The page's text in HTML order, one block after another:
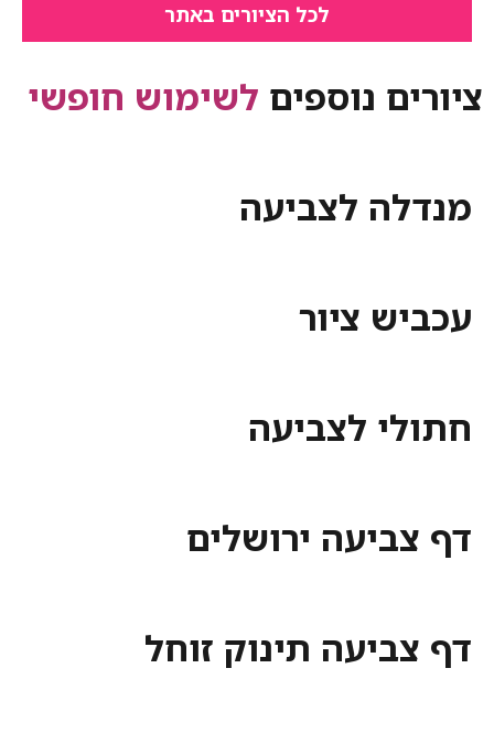
לכל הציורים באתר
ציורים נוספים לשימוש חופשי
מנדלה לצביעה
עכביש ציור
חתולי לצביעה
דף צביעה ירושלים
דף צביעה תינוק זוחל